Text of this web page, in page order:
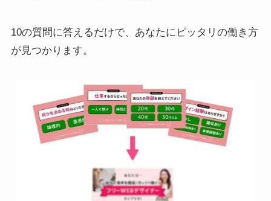
10の質問に答えるだけで、あなたにピッタリの働き方
が見つかります。